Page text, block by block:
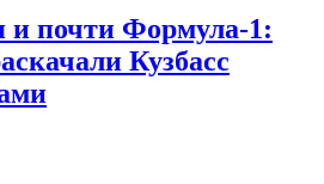
и почти Формула-1:
Кузбасс